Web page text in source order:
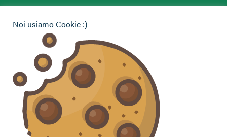
Vuoi contattarci per ricevere assistenza, lasciare un
commento o chiedere informazioni?
CONTATTACI
Seguici sui social
Noi usiamo Cookie :)